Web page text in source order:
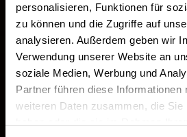
personalisieren, Funktionen für
zu können und die Zugriffe auf
analysieren. Außerdem geben wir
Verwendung unserer Website an
soziale Medien, Werbung und
Partner führen diese Informationen
weiteren Daten zusammen, die Sie